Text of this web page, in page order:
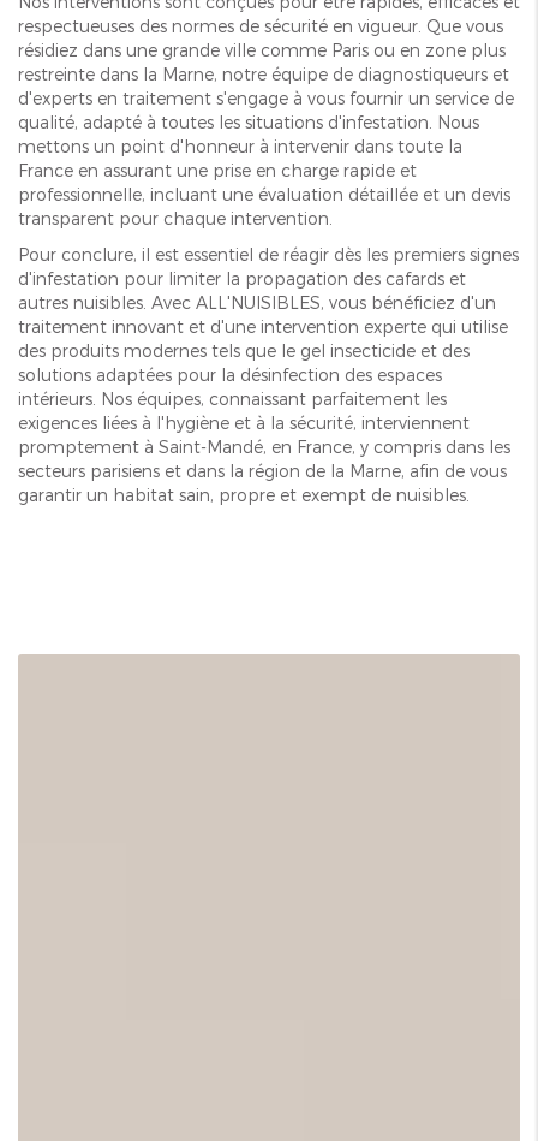
respectueuses des normes de sécurité en vigueur. Que vous
résidiez dans une grande ville comme Paris ou en zone plus
restreinte dans la Marne, notre équipe de diagnostiqueurs et
d'experts en traitement s'engage à vous fournir un service de
qualité, adapté à toutes les situations d'infestation. Nous
mettons un point d'honneur à intervenir dans toute la
France en assurant une prise en charge rapide et
professionnelle, incluant une évaluation détaillée et un devis
transparent pour chaque intervention.
Pour conclure, il est essentiel de réagir dès les premiers signes
d'infestation pour limiter la propagation des cafards et
autres nuisibles. Avec ALL'NUISIBLES, vous bénéficiez d'un
traitement innovant et d'une intervention experte qui utilise
des produits modernes tels que le gel insecticide et des
solutions adaptées pour la désinfection des espaces
intérieurs. Nos équipes, connaissant parfaitement les
exigences liées à l'hygiène et à la sécurité, interviennent
promptement à Saint-Mandé, en France, y compris dans les
secteurs parisiens et dans la région de la Marne, afin de vous
garantir un habitat sain, propre et exempt de nuisibles.